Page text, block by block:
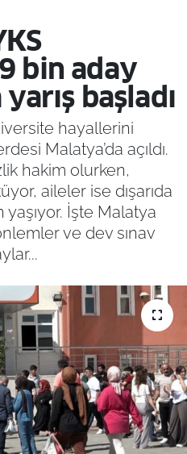
bin aday
başladı
hayallerini
Malatya’da açıldı.
hakim olurken,
aileler ise dışarıda
İşte Malatya
ve dev sınav